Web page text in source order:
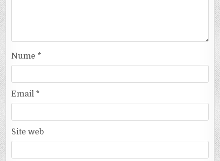
Nume *
Email *
Site web